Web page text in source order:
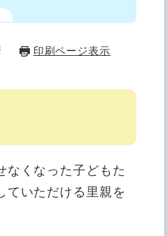
印刷ページ表示
なくなった子どもた
ていただける里親を